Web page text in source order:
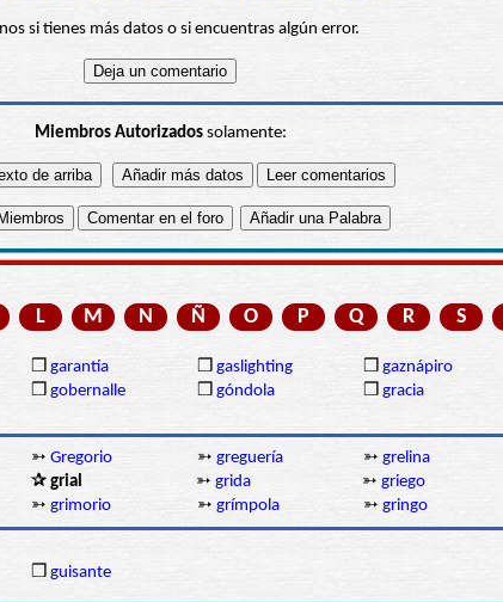
si tienes más datos o si encuentras algún error.
Miembros Autorizadossolamente:
L M N Ñ O P Q R S
❒ garantía ❒ gaslighting ❒ gaznápiro
❒ gobernalle ❒ góndola ❒ gracia
➳ Gregorio ➳ greguería ➳ grelina
✰ grial ➳ grida ➳ griego
➳ grimorio ➳ grímpola ➳ gringo
❒ guisante